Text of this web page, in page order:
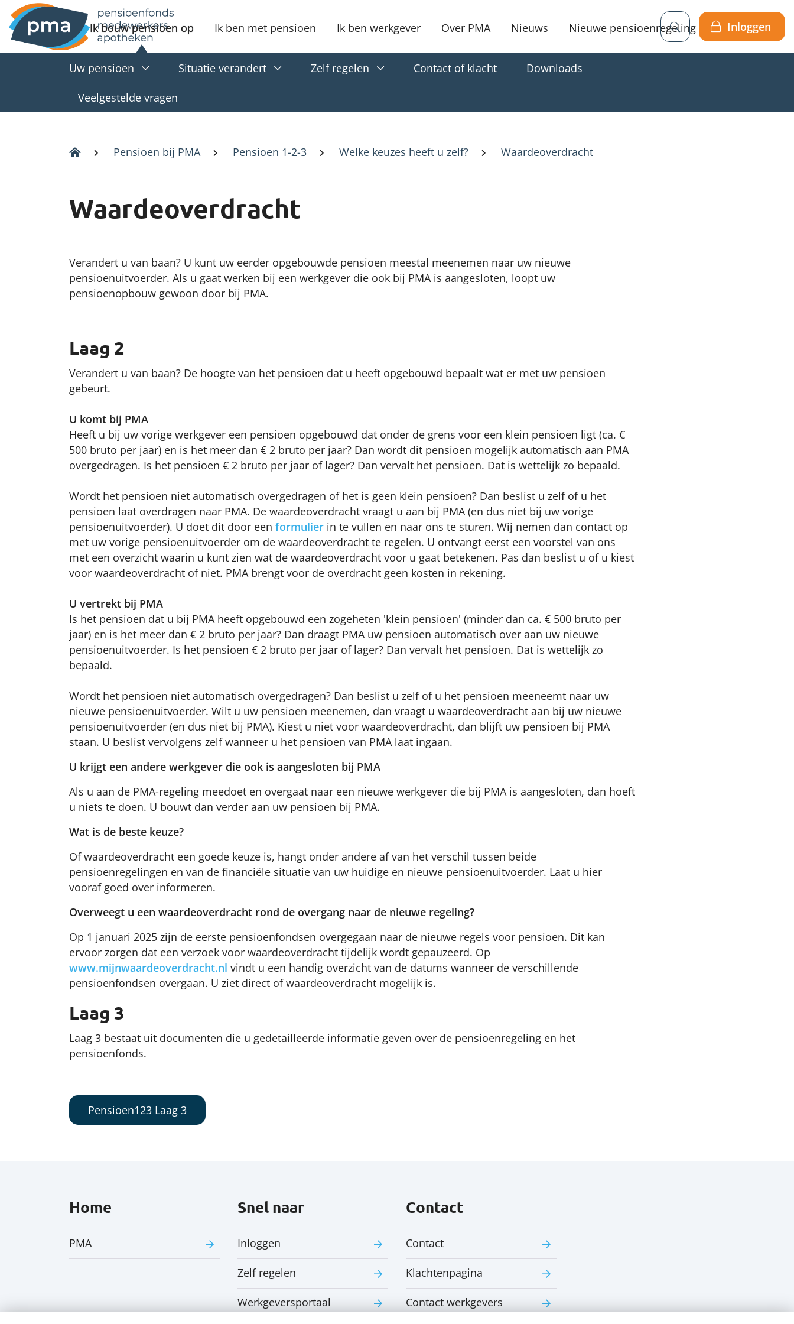
Ik bouw pensioen op Ik ben met pensioen Ik ben werkgever Over PMA Nieuws Nieuwe pensioenregeling Inloggen
Uw pensioen Situatie verandert Zelf regelen Contact of klacht Downloads
Veelgestelde vragen
Pensioen bij PMA Pensioen 1-2-3 Welke keuzes heeft u zelf? Waardeoverdracht
Waardeoverdracht
Verandert u van baan? U kunt uw eerder opgebouwde pensioen meestal meenemen naar uw nieuwe
pensioenuitvoerder. Als u gaat werken bij een werkgever die ook bij PMA is aangesloten, loopt uw
pensioenopbouw gewoon door bij PMA.
Laag 2
Verandert u van baan? De hoogte van het pensioen dat u heeft opgebouwd bepaalt wat er met uw pensioen
gebeurt.
U komt bij PMA
Heeft u bij uw vorige werkgever een pensioen opgebouwd dat onder de grens voor een klein pensioen ligt (ca. €
500 bruto per jaar) en is het meer dan € 2 bruto per jaar? Dan wordt dit pensioen mogelijk automatisch aan PMA
overgedragen. Is het pensioen € 2 bruto per jaar of lager? Dan vervalt het pensioen. Dat is wettelijk zo bepaald.
Wordt het pensioen niet automatisch overgedragen of het is geen klein pensioen? Dan beslist u zelf of u het
pensioen laat overdragen naar PMA. De waardeoverdracht vraagt u aan bij PMA (en dus niet bij uw vorige
pensioenuitvoerder). U doet dit door een formulier in te vullen en naar ons te sturen. Wij nemen dan contact op
met uw vorige pensioenuitvoerder om de waardeoverdracht te regelen. U ontvangt eerst een voorstel van ons
met een overzicht waarin u kunt zien wat de waardeoverdracht voor u gaat betekenen. Pas dan beslist u of u kiest
voor waardeoverdracht of niet. PMA brengt voor de overdracht geen kosten in rekening.
U vertrekt bij PMA
Is het pensioen dat u bij PMA heeft opgebouwd een zogeheten 'klein pensioen' (minder dan ca. € 500 bruto per
jaar) en is het meer dan € 2 bruto per jaar? Dan draagt PMA uw pensioen automatisch over aan uw nieuwe
pensioenuitvoerder. Is het pensioen € 2 bruto per jaar of lager? Dan vervalt het pensioen. Dat is wettelijk zo
bepaald.
Wordt het pensioen niet automatisch overgedragen? Dan beslist u zelf of u het pensioen meeneemt naar uw
nieuwe pensioenuitvoerder. Wilt u uw pensioen meenemen, dan vraagt u waardeoverdracht aan bij uw nieuwe
pensioenuitvoerder (en dus niet bij PMA). Kiest u niet voor waardeoverdracht, dan blijft uw pensioen bij PMA
staan. U beslist vervolgens zelf wanneer u het pensioen van PMA laat ingaan.
U krijgt een andere werkgever die ook is aangesloten bij PMA
Als u aan de PMA-regeling meedoet en overgaat naar een nieuwe werkgever die bij PMA is aangesloten, dan hoeft
u niets te doen. U bouwt dan verder aan uw pensioen bij PMA.
Wat is de beste keuze?
Of waardeoverdracht een goede keuze is, hangt onder andere af van het verschil tussen beide
pensioenregelingen en van de financiële situatie van uw huidige en nieuwe pensioenuitvoerder. Laat u hier
vooraf goed over informeren.
Overweegt u een waardeoverdracht rond de overgang naar de nieuwe regeling?
Op 1 januari 2025 zijn de eerste pensioenfondsen overgegaan naar de nieuwe regels voor pensioen. Dit kan
ervoor zorgen dat een verzoek voor waardeoverdracht tijdelijk wordt gepauzeerd. Op
www.mijnwaardeoverdracht.nl vindt u een handig overzicht van de datums wanneer de verschillende
pensioenfondsen overgaan. U ziet direct of waardeoverdracht mogelijk is.
Laag 3
Laag 3 bestaat uit documenten die u gedetailleerde informatie geven over de pensioenregeling en het
pensioenfonds.
Pensioen123 Laag 3
Home
PMA
Snel naar
Inloggen
Zelf regelen
Werkgeversportaal
Contact
Contact
Klachtenpagina
Contact werkgevers